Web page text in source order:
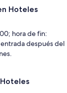
Hoteles
hora de fin:
después del